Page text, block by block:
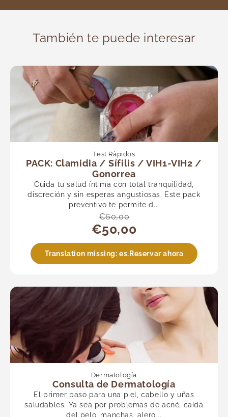
También te puede interesar
Test Ràpidos
PACK: Clamidia / Sífilis / VIH1-VIH2 /
Gonorrea
Cuida tu salud íntima con total tranquilidad,
discreción y sin esperas angustiosas. Este pack
preventivo te permite d...
€60,00
€50,00
Translation missing: es.Reservar ahora
Dermatología
Consulta de Dermatología
El primer paso para una piel, cabello y uñas
saludables. Ya sea por problemas de acné, caída
del pelo, manchas, alerg...